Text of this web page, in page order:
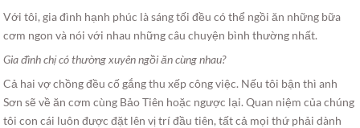
Với tôi, gia đình hạnh phúc là sáng tối đều có thể ngồi ăn những bữa
cơm ngon và nói với nhau những câu chuyện bình thường nhất.
Gia đình chị có thường xuyên ngồi ăn cùng nhau?
Cả hai vợ chồng đều cố gắng thu xếp công việc. Nếu tôi bận thì anh
Sơn sẽ về ăn cơm cùng Bảo Tiên hoặc ngược lại. Quan niệm của chúng
tôi con cái luôn được đặt lên vị trí đầu tiên, tất cả mọi thứ phải dành